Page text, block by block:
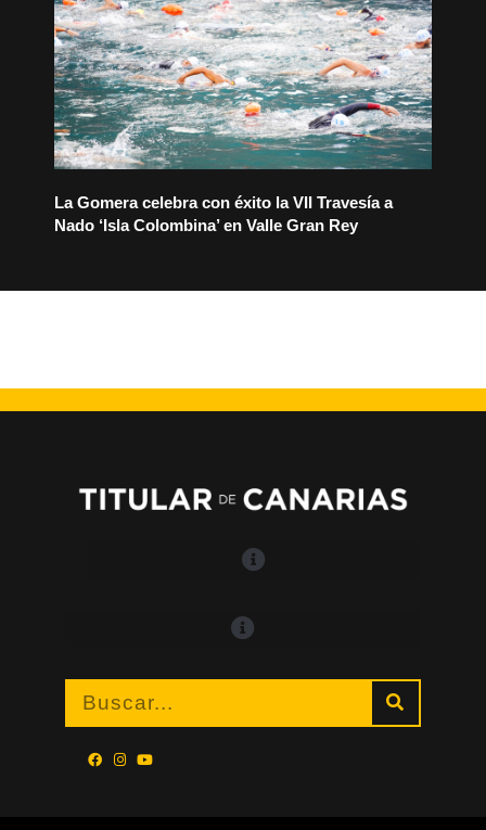
La Gomera celebra con éxito la VII Travesía a
Nado ‘Isla Colombina’ en Valle Gran Rey